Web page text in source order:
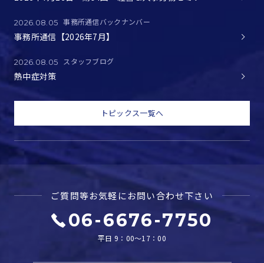
2026.08.05 事務所通信バックナンバー
事務所通信【2026年7月】
2026.08.05 スタッフブログ
熱中症対策
トピックス一覧へ
ご質問等お気軽にお問い合わせ下さい
06-6676-7750
平日 9：00～17：00